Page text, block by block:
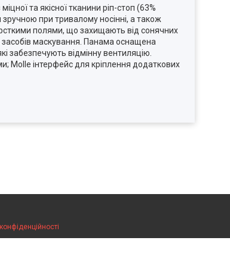
та якісної тканини ріп-стоп (63%
при тривалому носінні, а також
полями, що захищають від сонячних
засобів маскування. Панама оснащена
забезпечують відмінну вентиляцію.
Molle інтерфейс для кріплення додаткових